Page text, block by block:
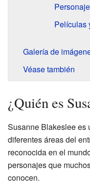
Películas
Galería de
Véase también
¿Quién es
Susanne Blakeslee es
diferentes áreas del
reconocida en el
personajes que
conocen.